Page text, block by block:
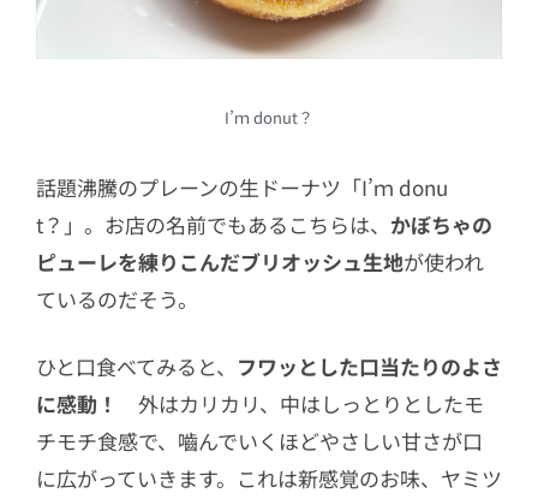
I’ｍ donut？
話題沸騰のプレーンの生ドーナツ「I’ｍ donu
t？」。お店の名前でもあるこちらは、 かぼちゃの
ピューレを練りこんだブリオッシュ生地が使われ
ているのだそう。
ひと口食べてみると、 フワッとした口当たりのよさ
に感動！
外はカリカリ、中はしっとりとしたモ
チモチ食感で、嚙んでいくほどやさしい甘さが口
に広がっていきます。これは新感覚のお味、ヤミツ